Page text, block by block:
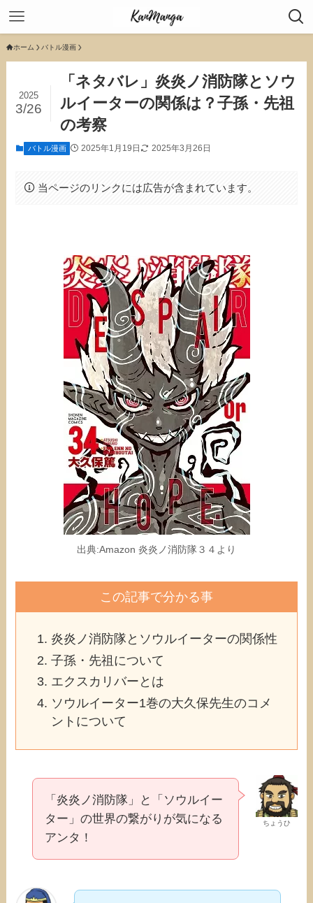
ホーム バトル漫画
「ネタバレ」炎炎ノ消防隊とソウ
ルイーターの関係は？子孫・先祖
の考察
2025
3/26
バトル漫画 2025年1月19日 2025年3月26日
当ページのリンクには広告が含まれています。
出典:Amazon 炎炎ノ消防隊３４より
この記事で分かる事
炎炎ノ消防隊とソウルイーターの関係性
子孫・先祖について
エクスカリバーとは
ソウルイーター1巻の大久保先生のコメ
ントについて
ちょうひ
「炎炎ノ消防隊」と「ソウルイー
ター」の世界の繋がりが気になる
アンタ！